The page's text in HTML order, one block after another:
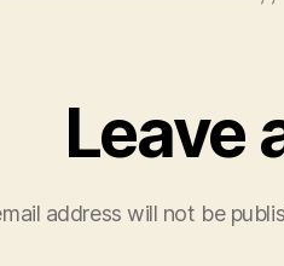
Leave
address will not be